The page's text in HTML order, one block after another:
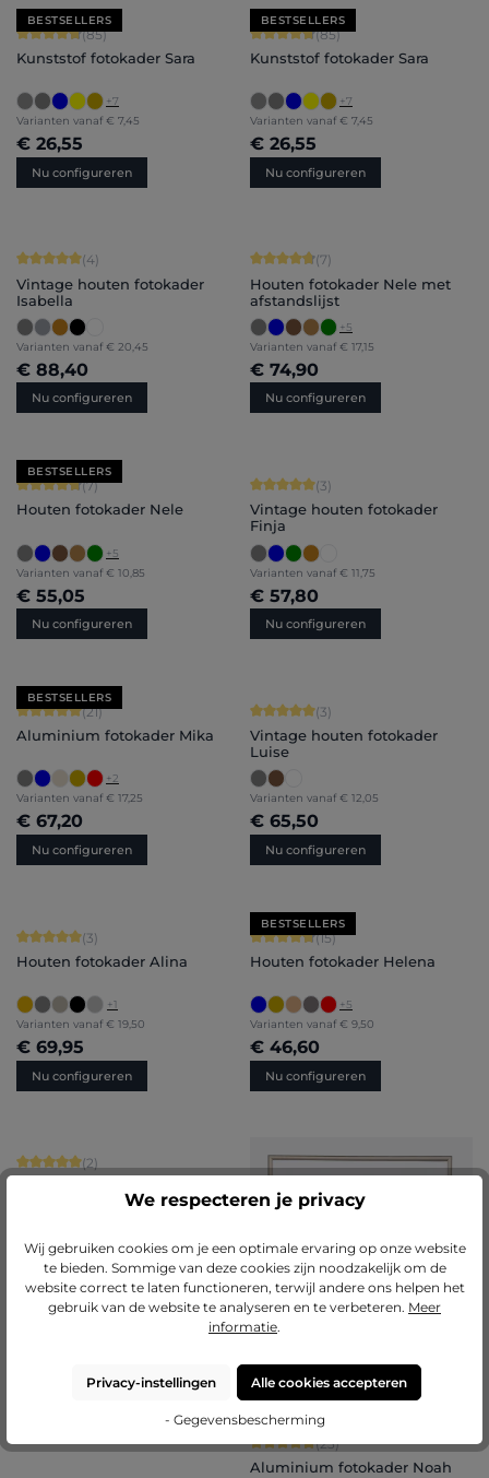
BESTSELLERS
Gemiddelde score van 4.71 op 5 sterren
(85)
Kunststof fotokader Sara
+7
Varianten vanaf € 7,45
€ 26,55
Nu configureren
BESTSELLERS
Gemiddelde score van 4.71 op 5
(85)
Kunststof fotokader Sara
+7
Varianten vanaf € 7,45
€ 26,55
Nu configureren
Gemiddelde score van 5 op 5 sterren
(4)
Vintage houten fotokader
Isabella
Varianten vanaf € 20,45
€ 88,40
Nu configureren
Gemiddelde score van 4.71 op 5
(7)
Houten fotokader Nele met
afstandslijst
+5
Varianten vanaf € 17,15
€ 74,90
Nu configureren
BESTSELLERS
Gemiddelde score van 4.71 op 5 sterren
(7)
Houten fotokader Nele
+5
Varianten vanaf € 10,85
€ 55,05
Nu configureren
Gemiddelde score van 5 op 5 sterren
(3)
Vintage houten fotokader
Finja
Varianten vanaf € 11,75
€ 57,80
Nu configureren
BESTSELLERS
Gemiddelde score van 5 op 5 sterren
(21)
Aluminium fotokader Mika
+2
Varianten vanaf € 17,25
€ 67,20
Nu configureren
Gemiddelde score van 5 op 5 sterren
(3)
Vintage houten fotokader
Luise
Varianten vanaf € 12,05
€ 65,50
Nu configureren
Gemiddelde score van 5 op 5 sterren
(3)
Houten fotokader Alina
+1
Varianten vanaf € 19,50
€ 69,95
Nu configureren
BESTSELLERS
Gemiddelde score van 4.8 op 5
(15)
Houten fotokader Helena
+5
Varianten vanaf € 9,50
€ 46,60
Nu configureren
Gemiddelde score van 5 op 5 sterren
(2)
Gemiddelde score van 4.91 op 5
(23)
Aluminium fotokader Noah
We respecteren je privacy
Wij gebruiken cookies om je een optimale ervaring op onze website
te bieden. Sommige van deze cookies zijn noodzakelijk om de
website correct te laten functioneren, terwijl andere ons helpen het
gebruik van de website te analyseren en te verbeteren. Meer
informatie.
Privacy-instellingen Alle cookies accepteren
- Gegevensbescherming